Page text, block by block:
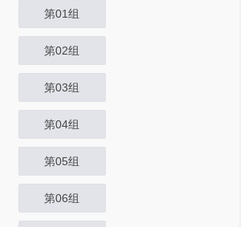
第01组
第02组
第03组
第04组
第05组
第06组